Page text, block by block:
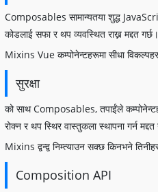
Composables सामान्यतया शुद्ध
कोडलाई सफा र थप व्यवस्थित राख्न मद्दत गर्छ।
Mixins Vue कम्पोनेन्टहरूमा सीधा
सुरक्षा
को साथ Composables, तपाईंले
रोक्न र थप स्थिर वास्तुकला स्थापना गर्न मद्दत
Mixins द्वन्द्व निम्त्याउन सक्छ किनभने
Composition API